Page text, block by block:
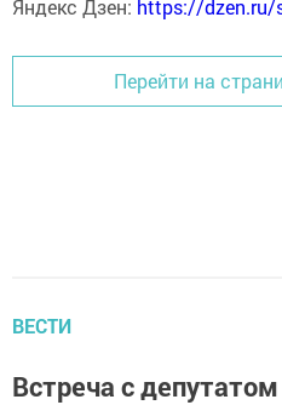
Яндекс Дзен: https://dzen.ru/
Перейти на
ВЕСТИ
Встреча с депутатом